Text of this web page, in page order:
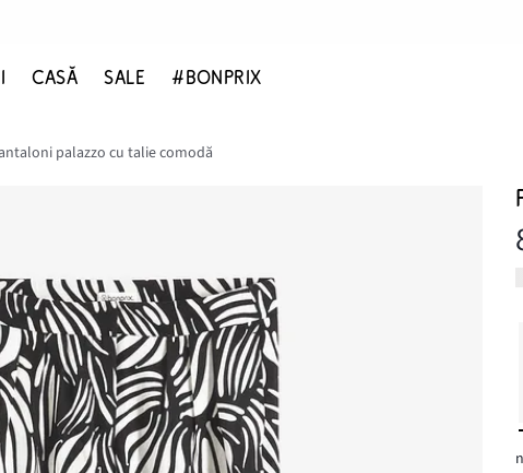
CASĂ SALE #BONPRIX
palazzo cu talie comodă